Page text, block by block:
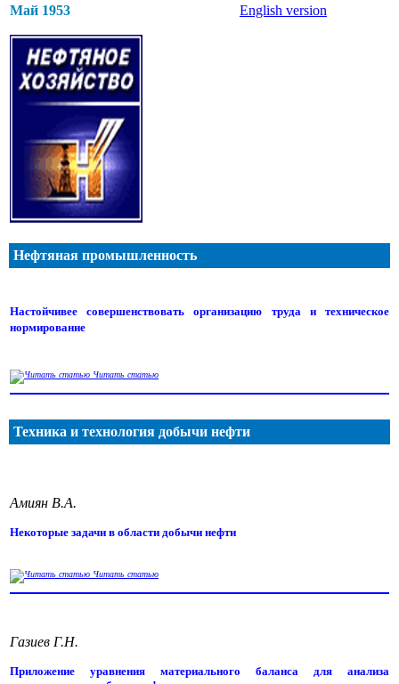
Май 1953
English version
Нефтяная промышленность
Настойчивее совершенствовать организацию труда и техническое
нормирование
Читать статью
Техника и технология добычи нефти
Амиян В.А.
Некоторые задачи в области добычи нефти
Читать статью
Газиев Г.Н.
Приложение уравнения материального баланса для анализа